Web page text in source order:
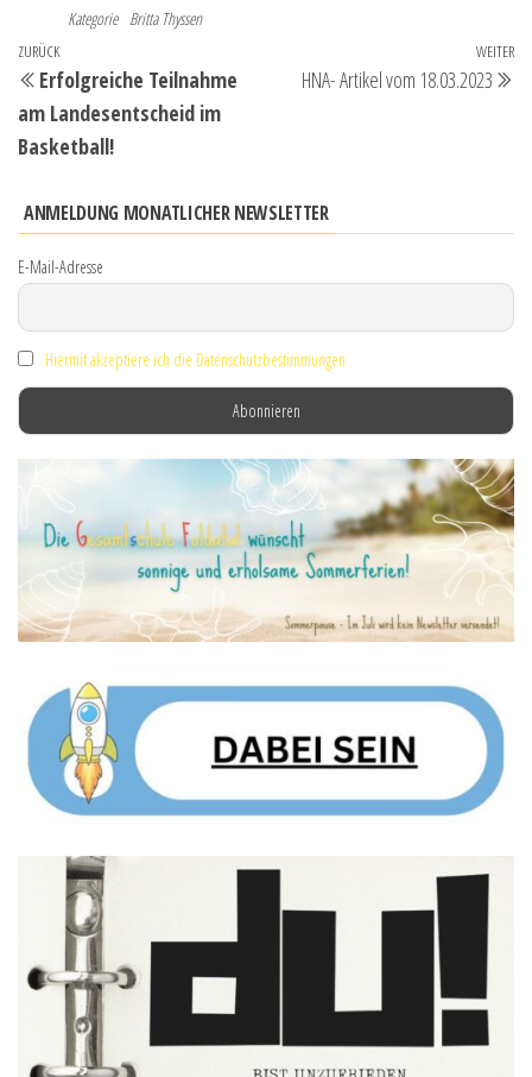
Kategorie Britta Thyssen
Beitragsnavigation
Vorheriger
Beitrag
ZURÜCK
Erfolgreiche Teilnahme
am Landesentscheid im
Basketball!
WEITER
HNA- Artikel vom 18.03.2023
ANMELDUNG MONATLICHER NEWSLETTER
E-Mail-Adresse
Hiermit akzeptiere ich die Datenschutzbestimmungen